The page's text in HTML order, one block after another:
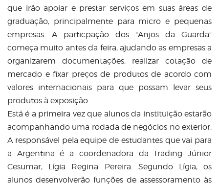
que irão apoiar e prestar serviços em suas áreas de
graduação, principalmente para micro e pequenas
empresas. A particpação dos "Anjos da Guarda"
começa muito antes da feira, ajudando as empresas a
organizarem documentações, realizar cotação de
mercado e fixar preços de produtos de acordo com
valores internacionais para que possam levar seus
produtos à exposição.
Está é a primeira vez que alunos da instituição estarão
acompanhando uma rodada de negócios no exterior.
A responsável pela equipe de estudantes que vai para
a Argentina é a coordenadora da Trading Júnior
Cesumar, Lígia Regina Pereira. Segundo Lígia, os
alunos desenvolverão funções de assessoramento às